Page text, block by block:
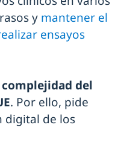
y mantener el
ensayos
complejidad del
. Por ello, pide
digital de los